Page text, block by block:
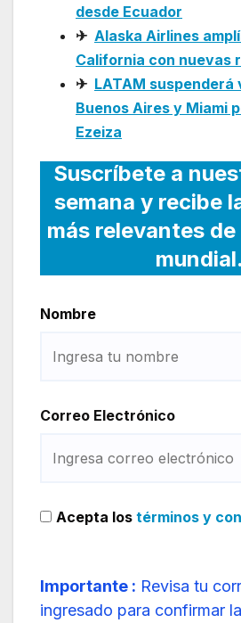
desde Ecuador
✈ Alaska Airlines
California con nuevas
✈ LATAM suspenderá
Buenos Aires y Miami
Ezeiza
Suscríbete a
semana y recibe
más relevantes
mundial.
Nombre
Correo Electrónico
Acepta los términos y
Importante : Revisa tu
ingresado para confirmar